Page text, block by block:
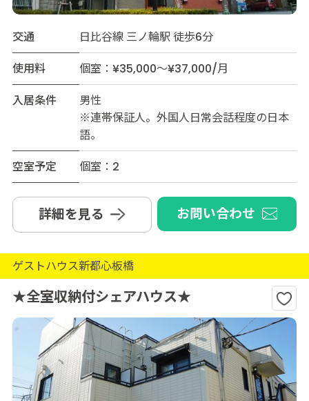
交通
日比谷線 三ノ輪駅 徒歩6分
使用料
個室：¥35,000～¥37,000/月
入居条件
男性
※連帯保証人。外国人日常会話程度の日本
語。
空室予定
個室：2
詳細を見る お問い合わせ
ゲストハウス新都心板橋
★全室収納付シェアハウス★